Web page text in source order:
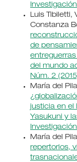
Luis Tibiletti,
Constanza
de
entreguerras
del mundo
Núm. 2
María del
justicia en el
Yasukuni y
María del
repertorios,